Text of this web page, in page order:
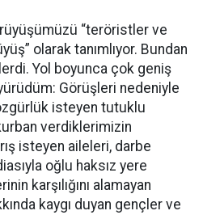
“teröristler ve
olarak tanımlıyor. Bundan
Yol boyunca çok geniş
Görüşleri nedeniyle
isteyen tutuklu
verdiklerimizin
isteyen aileleri, darbe
oğlu haksız yere
karşılığını alamayan
kaygı duyan gençler ve